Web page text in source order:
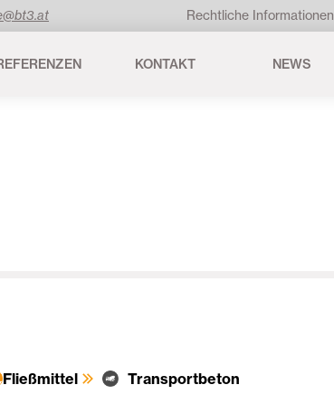
Rechtliche Informationen
KONTAKT NEWS
Fließmittel Transportbeton